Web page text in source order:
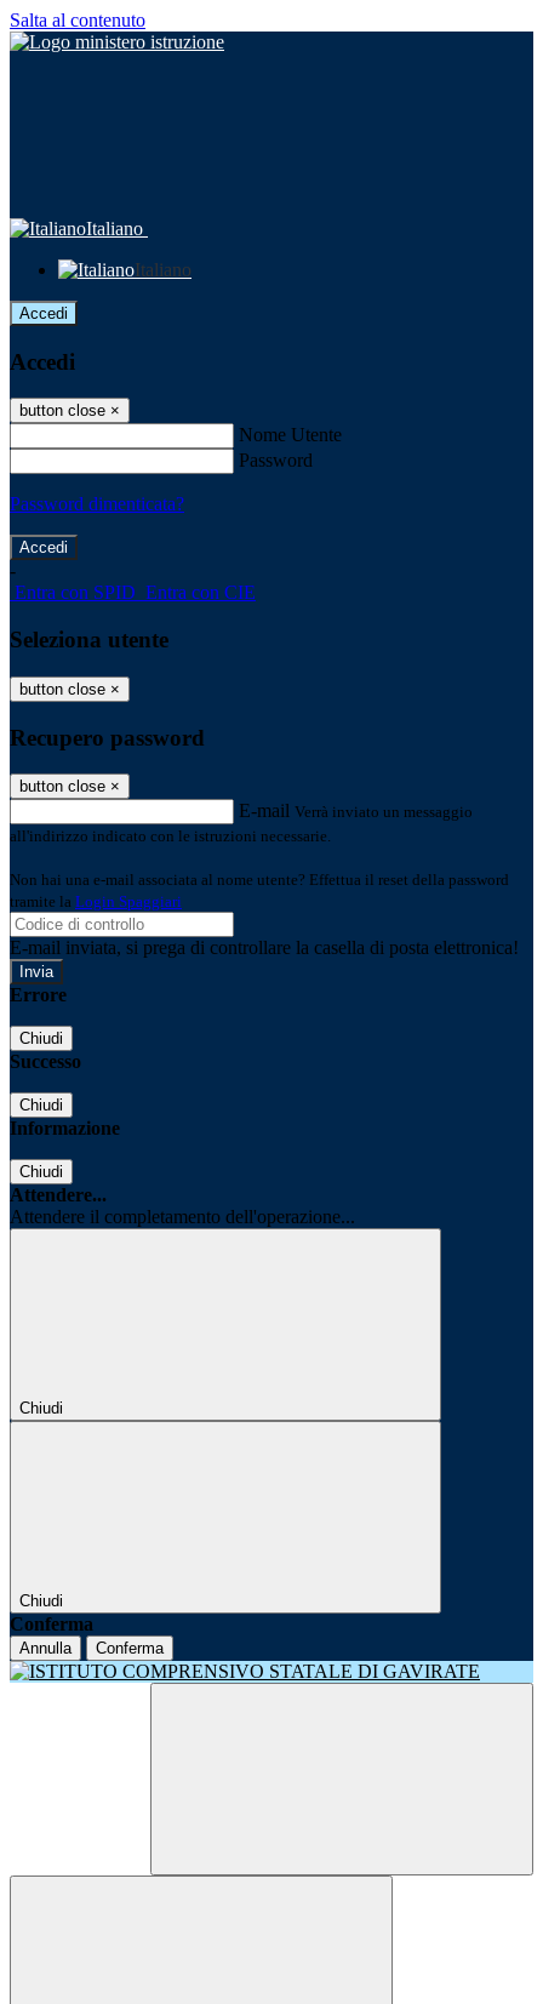
Salta al contenuto
Italiano
Italiano
Accedi
Accedi
button close ×
Nome Utente
Password
Password dimenticata?
-
Entra con SPID Entra con CIE
Seleziona utente
button close ×
Recupero password
button close ×
E-mail Verrà inviato un messaggio
all'indirizzo indicato con le istruzioni necessarie.
Non hai una e-mail associata al nome utente? Effettua il reset della password
tramite la Login Spaggiari
E-mail inviata, si prega di controllare la casella di posta elettronica!
Errore
Chiudi
Successo
Chiudi
Informazione
Chiudi
Attendere...
Attendere il completamento dell'operazione...
Chiudi
Chiudi
Conferma
Annulla Conferma